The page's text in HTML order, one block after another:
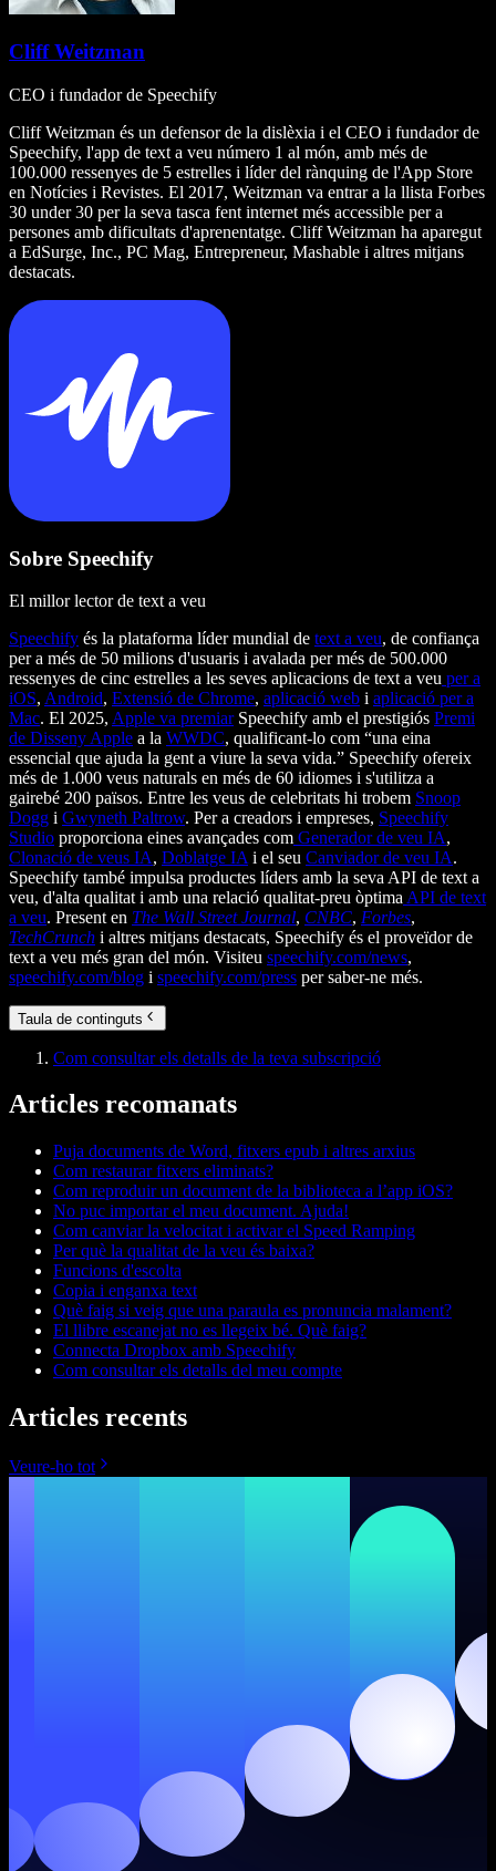
Cliff Weitzman
CEO i fundador de Speechify
Cliff Weitzman és un defensor de la dislèxia i el CEO i fundador de
Speechify, l'app de text a veu número 1 al món, amb més de
100.000 ressenyes de 5 estrelles i líder del rànquing de l'App Store
en Notícies i Revistes. El 2017, Weitzman va entrar a la llista Forbes
30 under 30 per la seva tasca fent internet més accessible per a
persones amb dificultats d'aprenentatge. Cliff Weitzman ha aparegut
a EdSurge, Inc., PC Mag, Entrepreneur, Mashable i altres mitjans
destacats.
Sobre Speechify
El millor lector de text a veu
Speechify és la plataforma líder mundial de text a veu, de confiança
per a més de 50 milions d'usuaris i avalada per més de 500.000
ressenyes de cinc estrelles a les seves aplicacions de text a veu per a
iOS, Android, Extensió de Chrome, aplicació web i aplicació per a
Mac. El 2025, Apple va premiarSpeechify amb el prestigiós Premi
de Disseny Apple a la WWDC, qualificant-lo com “una eina
essencial que ajuda la gent a viure la seva vida.” Speechify ofereix
més de 1.000 veus naturals en més de 60 idiomes i s'utilitza a
gairebé 200 països. Entre les veus de celebritats hi trobem Snoop
Dogg i Gwyneth Paltrow. Per a creadors i empreses, Speechify
Studio proporciona eines avançades com Generador de veu IA,
Clonació de veus IA, Doblatge IA i el seu Canviador de veu IA.
Speechify també impulsa productes líders amb la seva API de text a
veu, d'alta qualitat i amb una relació qualitat-preu òptima API de text
a veu. Present en The Wall Street Journal, CNBC, Forbes,
TechCrunch i altres mitjans destacats, Speechify és el proveïdor de
text a veu més gran del món. Visiteu speechify.com/news,
speechify.com/blog i speechify.com/press per saber-ne més.
Taula de continguts
Com consultar els detalls de la teva subscripció
Articles recomanats
Puja documents de Word, fitxers epub i altres arxius
Com restaurar fitxers eliminats?
Com reproduir un document de la biblioteca a l’app iOS?
No puc importar el meu document. Ajuda!
Com canviar la velocitat i activar el Speed Ramping
Per què la qualitat de la veu és baixa?
Funcions d'escolta
Copia i enganxa text
Què faig si veig que una paraula es pronuncia malament?
El llibre escanejat no es llegeix bé. Què faig?
Connecta Dropbox amb Speechify
Com consultar els detalls del meu compte
Articles recents
Veure-ho tot